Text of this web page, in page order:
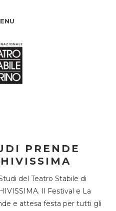
PRENDE
del Teatro Stabile di
Il Festival e La
e attesa festa per tutti gli